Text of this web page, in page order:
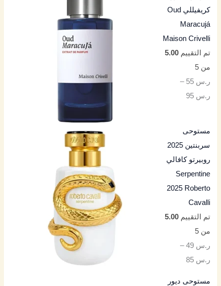
كريفيللي Oud
Maracujá
Maison Crivelli
تم التقييم5.00
من 5
ر.س 55
–
ر.س 95
مستوحى
سربنتين 2025
روبيرتو كافالي
Serpentine
2025 Roberto
Cavalli
تم التقييم5.00
من 5
ر.س 49
–
ر.س 85
مستوحى ديور